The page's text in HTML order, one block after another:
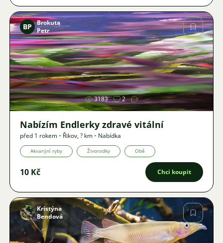
Obrázek
BP
Brokuta
Petr
3183 2
Nabízím Endlerky zdravé vitální
před 1 rokem • Řikov,? km • Nabídka
Akvarijní ryby Živorodky Obě
10 Kč Chci koupit
Kristýna
Bendová